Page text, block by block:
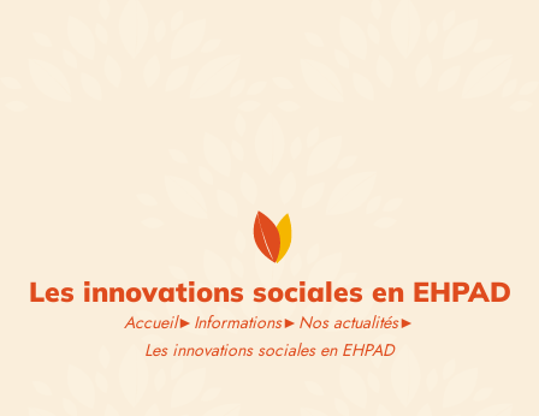
Les innovations sociales en EHPAD
Accueil► Informations► Nos actualités►
Les innovations sociales en EHPAD